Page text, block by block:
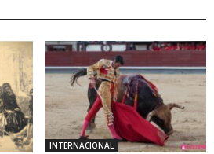
INTERNACIONAL